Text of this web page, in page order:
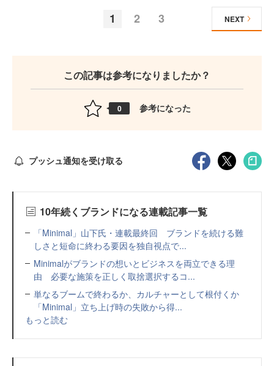
1 2 3 NEXT
この記事は参考になりましたか？
0 参考になった
プッシュ通知を受け取る
10年続くブランドになる連載記事一覧
「Minimal」山下氏・連載最終回 ブランドを続ける難
しさと短命に終わる要因を独自視点で...
Minimalがブランドの想いとビジネスを両立できる理
由 必要な施策を正しく取捨選択するコ...
単なるブームで終わるか、カルチャーとして根付くか
「Minimal」立ち上げ時の失敗から得...
もっと読む